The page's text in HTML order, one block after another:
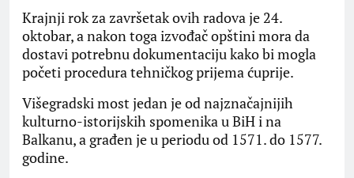
Krajnji rok za završetak ovih radova je 24.
oktobar, a nakon toga izvođač opštini mora da
dostavi potrebnu dokumentaciju kako bi mogla
početi procedura tehničkog prijema ćuprije.
Višegradski most jedan je od najznačajnijih
kulturno-istorijskih spomenika u BiH i na
Balkanu, a građen je u periodu od 1571. do 1577.
godine.